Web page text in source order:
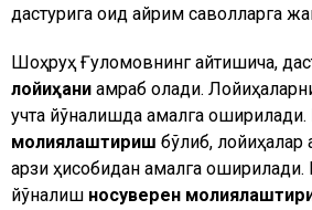
дастурига оид айрим саволларга
Шоҳруҳ Ғуломовнинг айтишича,
лойиҳани қамраб олади.
учта йўналишда амалга оширилади.
молиялаштириш бўлиб, лойиҳалар
қарзи ҳисобидан амалга оширилади.
йўналиш носуверен